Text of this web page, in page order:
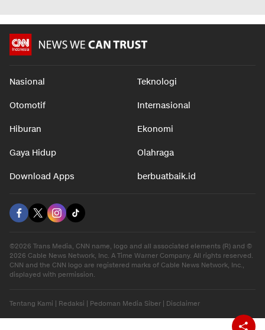
Nasional Teknologi
Otomotif Internasional
Hiburan Ekonomi
Gaya Hidup Olahraga
Download Apps berbuatbaik.id
©2026 Trans Media, CNN name, logo and all associated elements (R) and ©
2026 Cable News Network, Inc. A Time Warner Company. All rights reserved.
CNN and the CNN logo are registered marks of Cable News Network, Inc.,
displayed with permission.
Tentang Kami Redaksi Pedoman Media Siber Disclaimer